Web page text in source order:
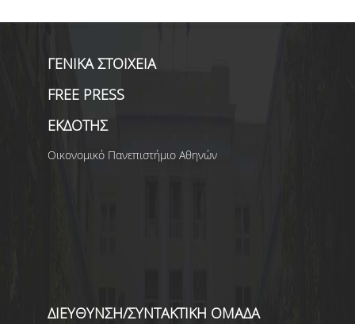
ΓΕΝΙΚΑ ΣΤΟΙΧΕΙΑ
FREE PRESS
ΕΚΔΟΤΗΣ
Οικονομικό Πανεπιστήμιο Αθηνών
ΔΙΕΥΘΥΝΣΗ/ΣΥΝΤΑΚΤΙΚΗ ΟΜΑΔΑ